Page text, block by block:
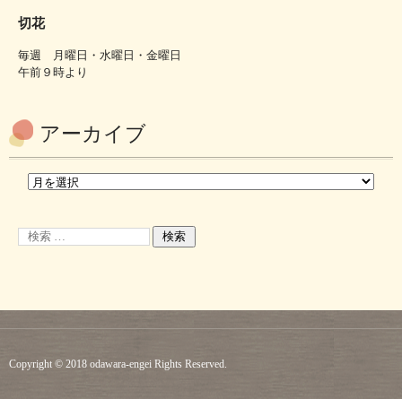
切花
毎週 月曜日・水曜日・金曜日
午前９時より
アーカイブ
Copyright © 2018 odawara-engei Rights Reserved.